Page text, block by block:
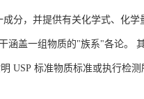
分，并提供有关化学式、化
涵盖一组物质的"族系"各论。
USP 标准物质标准或执行检测